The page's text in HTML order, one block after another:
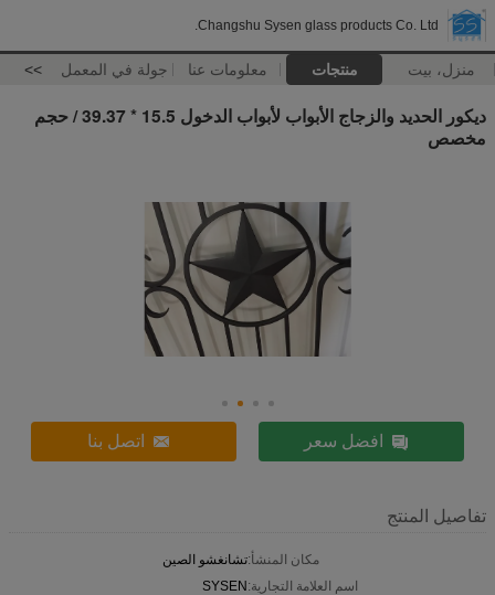
Changshu Sysen glass products Co. Ltd.
منزل، بيت منتجات معلومات عنا جولة في المعمل >>
ديكور الحديد والزجاج الأبواب لأبواب الدخول 15.5 * 39.37 / حجم
مخصص
افضل سعر اتصل بنا
تفاصيل المنتج
مكان المنشأ:تشانغشو الصين
اسم العلامة التجارية:SYSEN